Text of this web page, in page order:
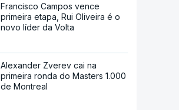
Francisco Campos vence
primeira etapa, Rui Oliveira é o
novo líder da Volta
Alexander Zverev cai na
primeira ronda do Masters 1.000
de Montreal